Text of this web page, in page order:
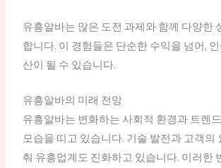
유흥알바는 많은 도전 과제와 함께 다양한
합니다. 이 경험들은 단순한 수익을 넘어,
산이 될 수 있습니다.
유흥알바의 미래 전망
유흥알바는 변화하는 사회적 환경과 트렌
모습을 띠고 있습니다. 기술 발전과 고객의
춰 유흥업계도 진화하고 있습니다. 이러한